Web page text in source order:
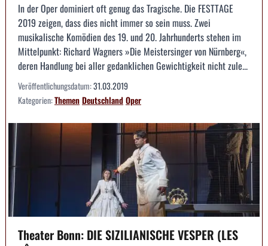
In der Oper dominiert oft genug das Tragische. Die FESTTAGE
2019 zeigen, dass dies nicht immer so sein muss. Zwei
musikalische Komödien des 19. und 20. Jahrhunderts stehen im
Mittelpunkt: Richard Wagners »Die Meistersinger von Nürnberg«,
deren Handlung bei aller gedanklichen Gewichtigkeit nicht zule...
Veröffentlichungsdatum:31.03.2019
Kategorien:ThemenDeutschlandOper
Theater Bonn: DIE SIZILIANISCHE VESPER (LES